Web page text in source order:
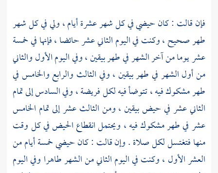
فإن قالت : كان حيضي في كل شهر عشرة أيام ، ولي في كل شهر
طهر صحيح ، وكنت في اليوم الثاني عشر حائضا ، فإنها في خمسة
عشر يوما من آخر الشهر في طهر بيقين ، وفي اليوم الأول والثاني
من أول الشهر في طهر بيقين ، وفي الثالث والرابع والخامس في
طهر مشكوك فيه ، تتوضأ فيه لكل فريضة ، وفي السادس إلى تمام
الثاني عشر في حيض بيقين ، ومن الثالث عشر إلى تمام الخامس
عشر في طهر مشكوك فيه ، ويحتمل انقطاع الحيض في كل وقت
منها فتغتسل لكل صلاة . وإن قالت : كان حيضي خمسة أيام من
العشر الأول ، وكنت في اليوم الثاني من الشهر طاهرا وفي اليوم